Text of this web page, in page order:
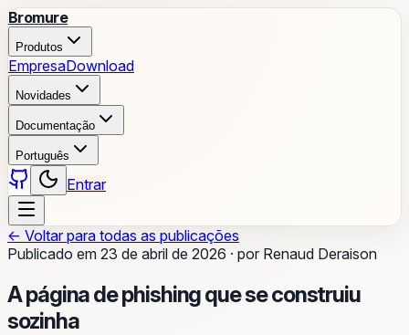
Bromure
Produtos
EmpresaDownload
Novidades
Documentação
Português
Entrar
← Voltar para todas as publicações
Publicado em 23 de abril de 2026 · por Renaud Deraison
A página de phishing que se construiu
sozinha